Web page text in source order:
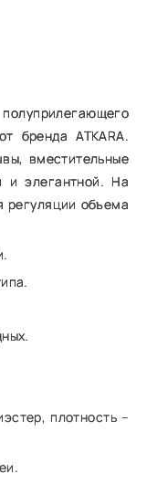
бренда ATKARA.
вместительные
и элегантной. На
регуляции объема
плотность –